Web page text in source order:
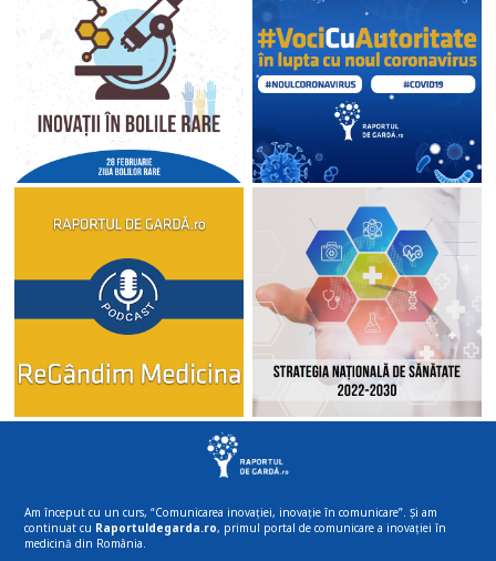
Am început cu un curs, “Comunicarea inovației, inovație în comunicare”. Și am
continuat cu Raportuldegarda.ro, primul portal de comunicare a inovației în
medicină din România.